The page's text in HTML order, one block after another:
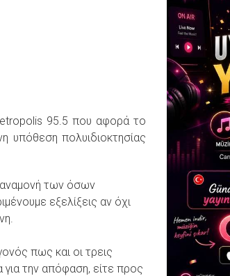
95.5 που αφορά το
πολυιδιοκτησίας
των όσων
εξελίξεις αν όχι
πως και οι τρεις
την απόφαση, είτε προς